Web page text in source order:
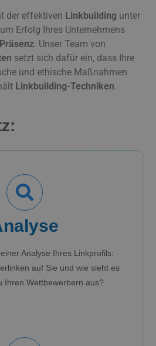
der effektiven Linkbuilding unter
Erfolg Ihres Unternehmens
. Unser Team von
setzt sich dafür ein, dass Ihre
und ethische Maßnahmen
Linkbuilding-Techniken.
Analyse Ihres Linkprofils:
auf Sie und wie sieht es
Ihren Wettbewerbern aus?